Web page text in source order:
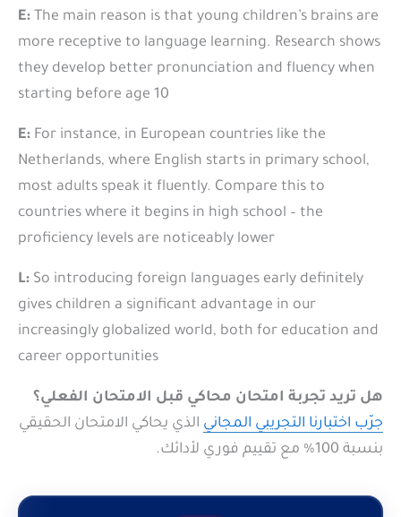
E: The main reason is that young children’s brains are
more receptive to language learning. Research shows
they develop better pronunciation and fluency when
starting before age 10
E: For instance, in European countries like the
Netherlands, where English starts in primary school,
most adults speak it fluently. Compare this to
countries where it begins in high school – the
proficiency levels are noticeably lower
L: So introducing foreign languages early definitely
gives children a significant advantage in our
increasingly globalized world, both for education and
career opportunities
هل تريد تجربة امتحان محاكي قبل الامتحان الفعلي؟
جرّب اختبارنا التجريبي المجاني الذي يحاكي الامتحان الحقيقي
بنسبة 100% مع تقييم فوري لأدائك.